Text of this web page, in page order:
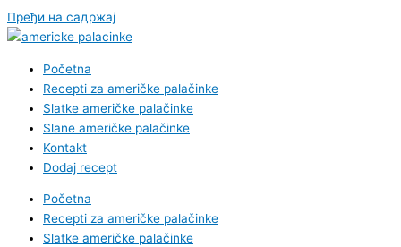
Пређи на садржај
Početna
Recepti za američke palačinke
Slatke američke palačinke
Slane američke palačinke
Kontakt
Dodaj recept
Početna
Recepti za američke palačinke
Slatke američke palačinke